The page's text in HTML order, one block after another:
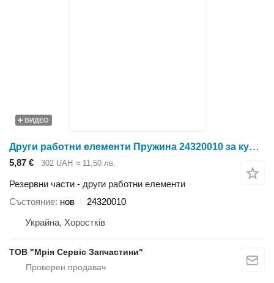
ВИДЕО
Други работни елементи Пружина 24320010 за култиватор Case IH
5,87 € 302 UAH ≈ 11,50 лв.
Резервни части - други работни елементи
Състояние нов
24320010
Украйна, Хоростків
ТОВ "Мрія Сервіс Запчастини"